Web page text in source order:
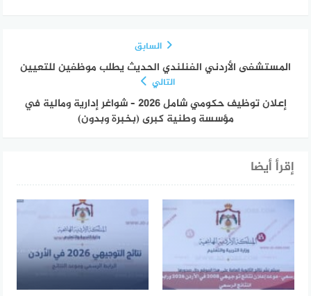
السابق
المستشفى الأردني الفنلندي الحديث يطلب موظفين للتعيين
التالي
إعلان توظيف حكومي شامل 2026 – شواغر إدارية ومالية في
مؤسسة وطنية كبرى (بخبرة وبدون)
إقرأ أيضا